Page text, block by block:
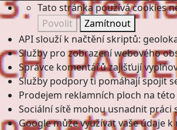
Tato stránka používá cookies
Povolit
Zamítnout
API slouží k načtění skriptů:
Služby pro zobrazení webového
Správce komentářů zajišťují
Služby podpory ti pomáhají spojit
Prodejem reklamních ploch na
Sociální sítě mohou usnadnit práci
Google může využívat vaše údaje